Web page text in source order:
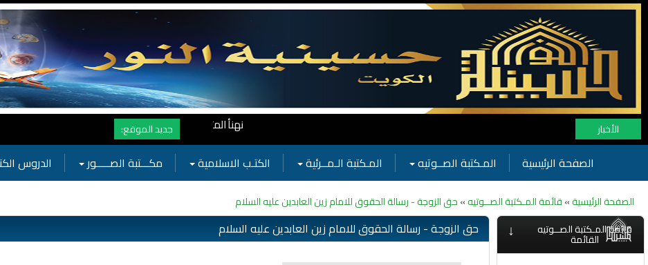
الأخبار نهنأ المتابعين لموفع النور بوصول المشاهدات الى الرقم القياسي 11 مليون مشاهدة خلال فترة قصيرة وهذا كله بجهودكم واهتمامكم بفعاليات الحسينية
جديد الموقع:
الصفحة الرئيسية المـكتبة الصــوتيه المـكتبة الـمــرئية الكتـب الاسلامية مكـــتبة الصـــــور الدروس
الصفحة الرئيسية»قائمة المـكتبة الصــوتيه»حق الزوجة - رسالة الحقوق للامام زين العابدين عليه السلام
↓ قائمة المـكتبة الصــوتيه
القائمة
حق الزوجة - رسالة الحقوق للامام زين العابدين عليه السلام